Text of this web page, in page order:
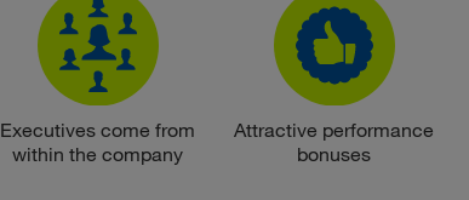
Executives come from
within the company
Attractive performance
bonuses